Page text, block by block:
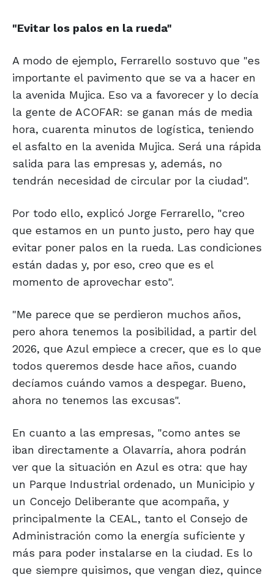
"Evitar los palos en la rueda"
A modo de ejemplo, Ferrarello sostuvo que "es
importante el pavimento que se va a hacer en
la avenida Mujica. Eso va a favorecer y lo decía
la gente de ACOFAR: se ganan más de media
hora, cuarenta minutos de logística, teniendo
el asfalto en la avenida Mujica. Será una rápida
salida para las empresas y, además, no
tendrán necesidad de circular por la ciudad".
Por todo ello, explicó Jorge Ferrarello, "creo
que estamos en un punto justo, pero hay que
evitar poner palos en la rueda. Las condiciones
están dadas y, por eso, creo que es el
momento de aprovechar esto".
"Me parece que se perdieron muchos años,
pero ahora tenemos la posibilidad, a partir del
2026, que Azul empiece a crecer, que es lo que
todos queremos desde hace años, cuando
decíamos cuándo vamos a despegar. Bueno,
ahora no tenemos las excusas".
En cuanto a las empresas, "como antes se
iban directamente a Olavarría, ahora podrán
ver que la situación en Azul es otra: que hay
un Parque Industrial ordenado, un Municipio y
un Concejo Deliberante que acompaña, y
principalmente la CEAL, tanto el Consejo de
Administración como la energía suficiente y
más para poder instalarse en la ciudad. Es lo
que siempre quisimos, que vengan diez, quince